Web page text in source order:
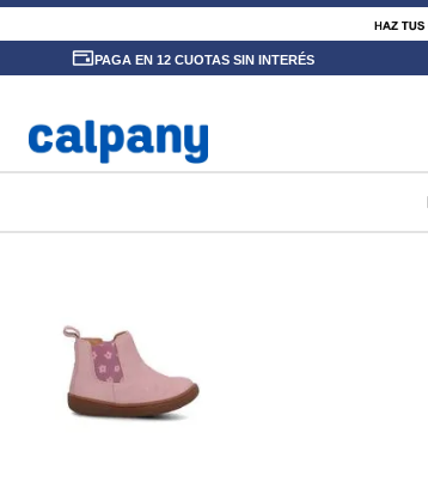
PAGA EN 12 CUOTAS SIN INTERÉS